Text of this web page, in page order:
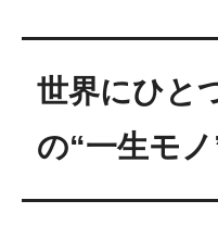
世界にひと
の“一生モノ